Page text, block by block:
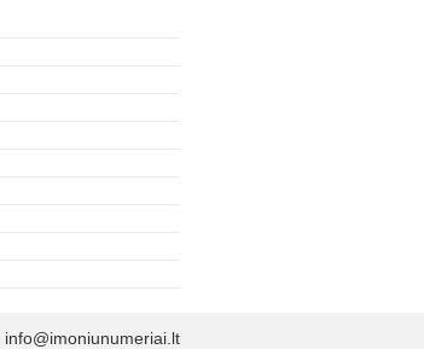
info@imoniunumeriai.lt